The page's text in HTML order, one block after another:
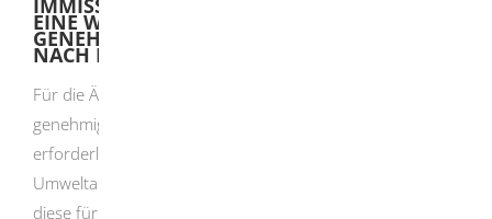
EINE WESENTLICHE ÄNDERUNG EINER
GENEHMIGUNGSBEDÜRFTIGEN ANLAGE
NACH BIMSCHG BEANTRAGEN
Für die Änderung an einer immissionsschutzrechtlich
genehmigten Anlage ist ebenfalls eine Genehmigung
erforderlich, wenn durch die Änderung nachteilige
Umweltauswirkungen hervorgerufen werden können und
diese für die Prüfung der